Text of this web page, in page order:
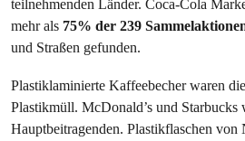
teilnehmenden Länder. Coca-Cola
mehr als 75% der 239
und Straßen gefunden.
Plastiklaminierte Kaffeebecher waren
Plastikmüll. McDonald’s und Starbucks
Hauptbeitragenden. Plastikflaschen von